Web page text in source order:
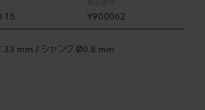
15
製品番号:
Y900062
33 mm / シャンク Ø0.8 mm